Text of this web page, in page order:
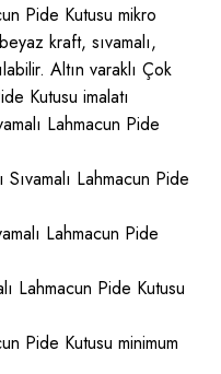
Pide Kutusu mikro
kraft, sıvamalı,
Altın varaklı Çok
Kutusu imalatı
Lahmacun Pide
Lahmacun Pide
Lahmacun Pide
Lahmacun Pide Kutusu
Pide Kutusu minimum